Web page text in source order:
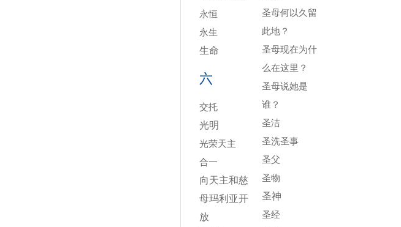
永恒
永生
生命
六
交托
光明
光荣天主
合一
向天主和慈
母玛利亚开
放
圣母何以久留
此地？
圣母现在为什
么在这里？
圣母说她是
谁？
圣洁
圣洗圣事
圣父
圣物
圣神
圣经